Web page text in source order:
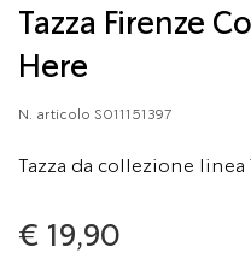
Tazza Firenze
Here
N. articolo S011151397
Tazza da collezione
€ 19,90